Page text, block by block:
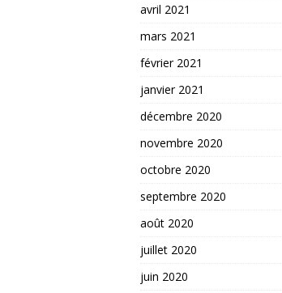
avril 2021
mars 2021
février 2021
janvier 2021
décembre 2020
novembre 2020
octobre 2020
septembre 2020
août 2020
juillet 2020
juin 2020